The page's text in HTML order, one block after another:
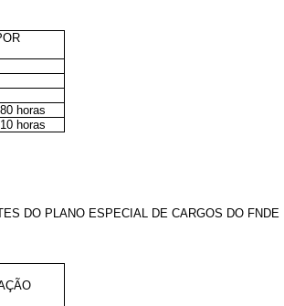
horas
horas
DO PLANO ESPECIAL DE CARGOS DO FNDE